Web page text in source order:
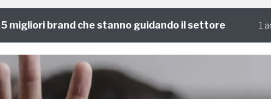
brand che stanno guidando il settore 1 annofa